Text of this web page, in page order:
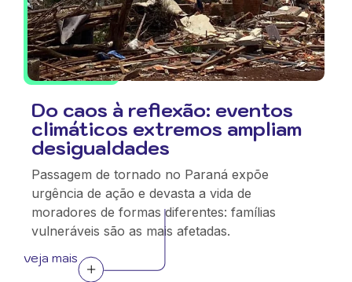
Do caos à reflexão: eventos
climáticos extremos ampliam
desigualdades
Passagem de tornado no Paraná expõe
urgência de ação e devasta a vida de
moradores de formas diferentes: famílias
vulneráveis são as mais afetadas.
veja mais